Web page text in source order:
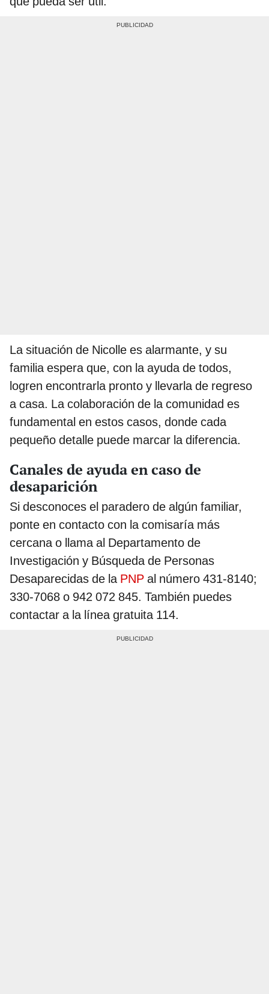
La situación de Nicolle es alarmante, y su
familia espera que, con la ayuda de todos,
logren encontrarla pronto y llevarla de regreso
a casa. La colaboración de la comunidad es
fundamental en estos casos, donde cada
pequeño detalle puede marcar la diferencia.
Canales de ayuda en caso de
desaparición
Si desconoces el paradero de algún familiar,
ponte en contacto con la comisaría más
cercana o llama al Departamento de
Investigación y Búsqueda de Personas
Desaparecidas de la PNP al número 431-8140;
330-7068 o 942 072 845. También puedes
contactar a la línea gratuita 114.